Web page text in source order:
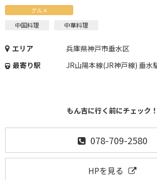
グルメ
中国料理 中華料理
エリア
兵庫県神戸市垂水区
最寄り駅
JR山陽本線(JR神戸線) 垂水
もん吉に行く前にチェック！
078-709-2580
HPを見る